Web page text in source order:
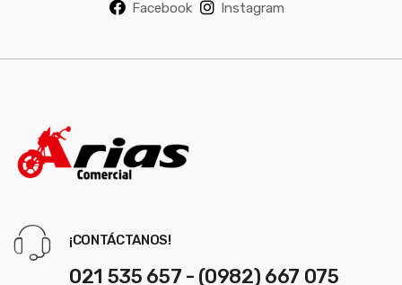
Facebook Instagram
¡CONTÁCTANOS!
021 535 657 - (0982) 667 075